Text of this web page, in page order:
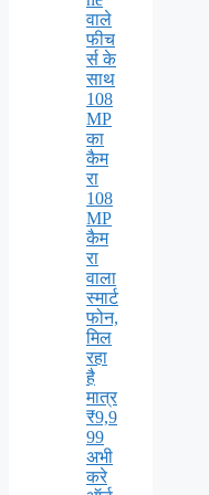
वाले
फीच
र्स के
साथ
108
MP
का
कैम
रा
108
MP
कैम
रा
वाला
स्मार्ट
फोन,
मिल
रहा
है
मात्र
₹9,9
99
अभी
करे